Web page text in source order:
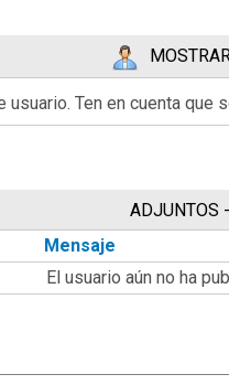
Ten en cuenta
ADJUNTOS
Mensaje
El usuario aún no ha